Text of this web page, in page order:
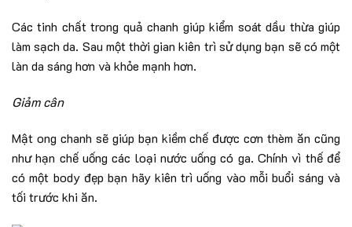
Các tinh chất trong quả chanh giúp kiểm soát dầu thừa giúp
làm sạch da. Sau một thời gian kiên trì sử dụng bạn sẽ có một
làn da sáng hơn và khỏe mạnh hơn.
Giảm cân
Mật ong chanh sẽ giúp bạn kiềm chế được cơn thèm ăn cũng
như hạn chế uống các loại nước uống có ga. Chính vì thế để
có một body đẹp bạn hãy kiên trì uống vào mỗi buổi sáng và
tối trước khi ăn.